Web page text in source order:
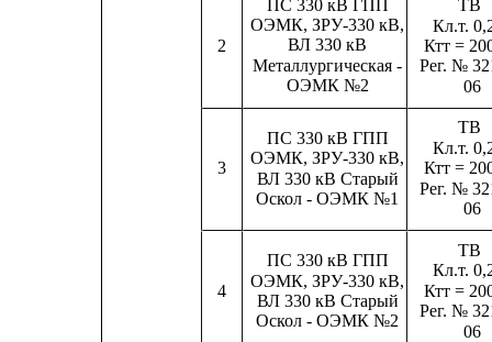
2
ПС 330 кВ ГПП
ОЭМК, ЗРУ-330 кВ,
ВЛ 330 кВ
Металлургическая -
ОЭМК №2
ТВ
Кл.т.
Ктт =
Рег. №
06
3
ПС 330 кВ ГПП
ОЭМК, ЗРУ-330 кВ,
ВЛ 330 кВ Старый
Оскол - ОЭМК №1
ТВ
Кл.т.
Ктт =
Рег. №
06
4
ПС 330 кВ ГПП
ОЭМК, ЗРУ-330 кВ,
ВЛ 330 кВ Старый
Оскол - ОЭМК №2
ТВ
Кл.т.
Ктт =
Рег. №
06